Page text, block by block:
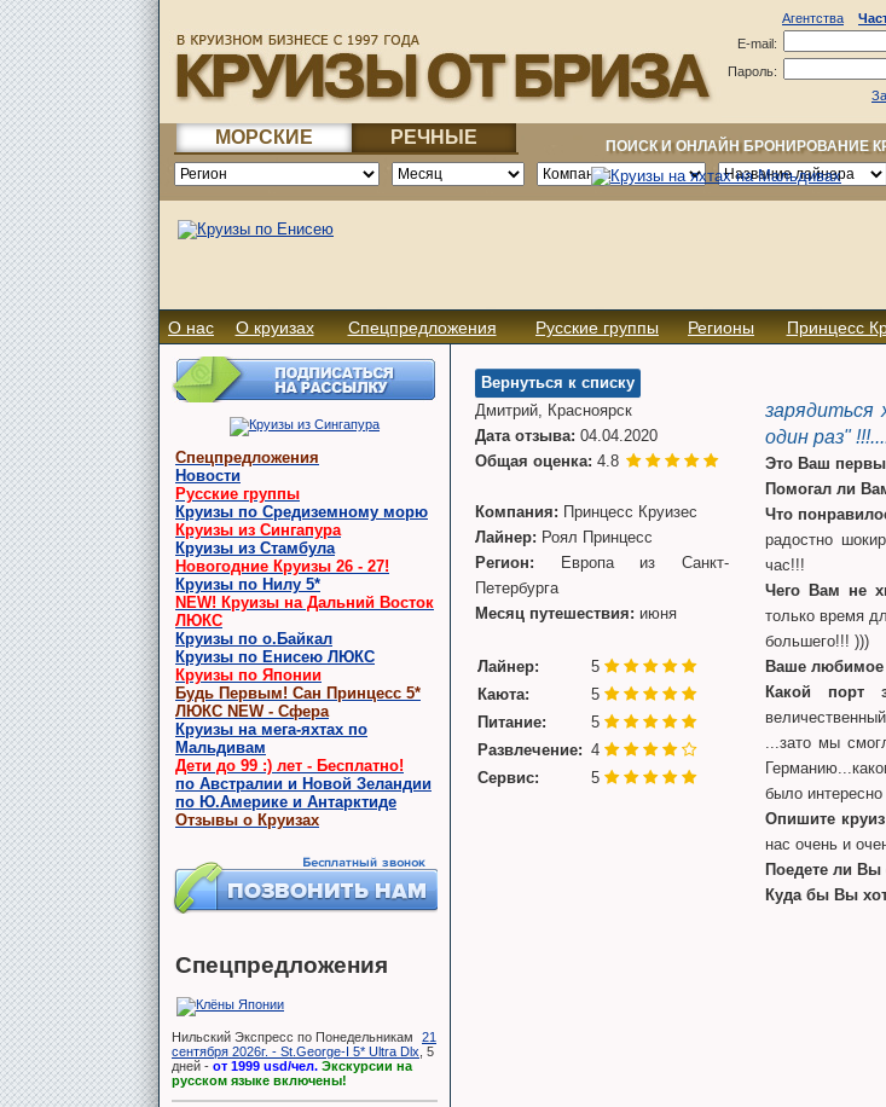
Агентства
E-mail:
Пароль:
МОРСКИЕ РЕЧНЫЕ ПОИСК И ОНЛАЙН БРОНИРОВАНИЕ
О нас О круизах Спецпредложения Русские группы Регионы Принцесс
Спецпредложения
Новости
Русские группы
Круизы по Средиземному морю
Круизы из Сингапура
Круизы из Стамбула
Новогодние Круизы 26 - 27!
Круизы по Нилу 5*
NEW! Круизы на Дальний Восток
ЛЮКС
Круизы по о.Байкал
Круизы по Енисею ЛЮКС
Круизы по Японии
Будь Первым! Сан Принцесс 5*
ЛЮКС NEW - Сфера
Круизы на мега-яхтах по
Мальдивам
Дети до 99 :) лет - Бесплатно!
по Австралии и Новой Зеландии
по Ю.Америке и Антарктиде
Отзывы о Круизах
Спецпредложения
Нильский Экспресс по Понедельникам
21
сентября 2026г. - St.George-I 5* Ultra Dlx , 5
дней - от 1999 usd/чел. Экскурсии на
русском языке включены!
Вернуться к списку
Дмитрий, Красноярск
Дата отзыва: 04.04.2020
Общая оценка: 4.8
Компания: Принцесс Круизес
Лайнер: Роял Принцесс
Регион: Европа из Санкт-
Петербурга
Месяц путешествия: июня
Лайнер:
5
Каюта:
5
Питание:
5
Развлечение: 4
Сервис:
5
зарядиться
один раз"
Это Ваш
Помогал ли
Что
радостно
час!!!
Чего Вам не
только время
большего!!! )))
Ваше любимое
Какой порт
...зато мы
было
Опишите
нас очень и
Поедете ли Вы
Куда бы Вы